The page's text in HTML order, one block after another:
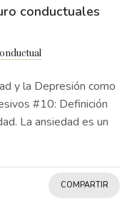
conductuales
y la Depresión como
#10: Definición
La ansiedad es un
COMPARTIR